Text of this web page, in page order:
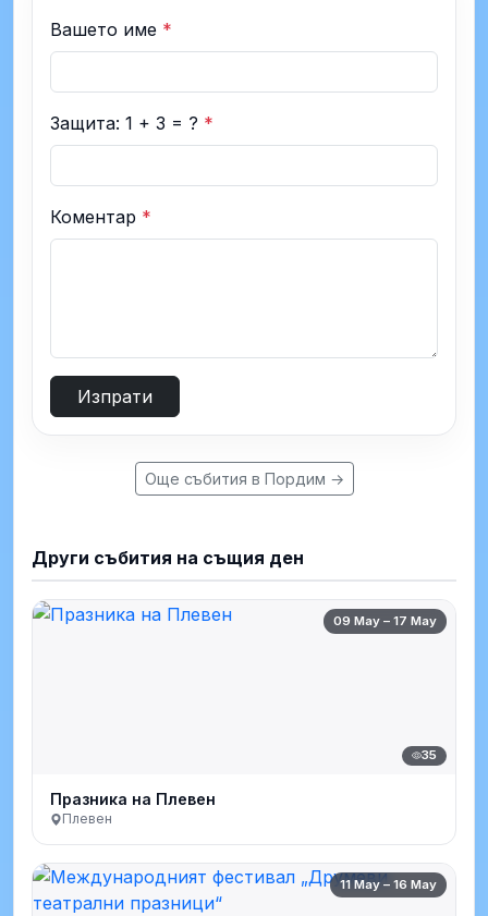
Вашето име *
Защита: 1 + 3 = ? *
Коментар *
Изпрати
Още събития в Пордим →
Други събития на същия ден
09 May – 17 May
35
Празника на Плевен
Плевен
11 May – 16 May